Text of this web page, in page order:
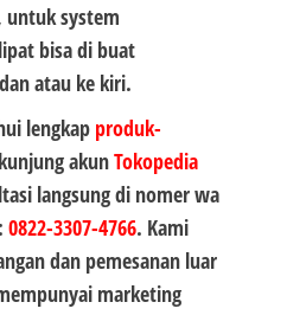
system
bisa di buat
atau ke kiri.
lengkap produk-
akunTokopedia
langsung di nomer wa
: 0822-3307-4766. Kami
dan pemesanan luar
marketing